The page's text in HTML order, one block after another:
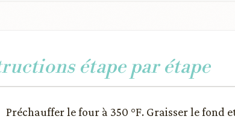
étape par étape
Préchauffer le four à 350 °F. Graisser le fond